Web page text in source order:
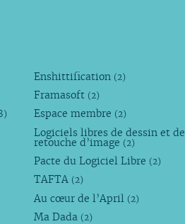
Enshittification (2)
Framasoft (2)
Espace membre (2)
Logiciels libres de dessin et de
retouche d’image (2)
Pacte du Logiciel Libre (2)
TAFTA (2)
Au cœur de l’April (2)
Ma Dada (2)